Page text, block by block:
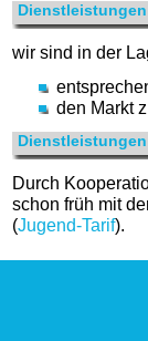
wir sind in der
den Markt
Durch
schon früh mit
(Jugend-Tarif).